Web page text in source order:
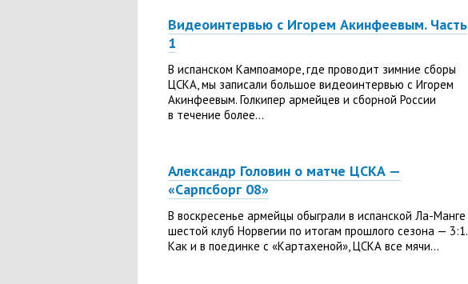
Видеоинтервью с Игорем Акинфеевым. Часть
1
В испанском Кампоаморе, где проводит зимние сборы
ЦСКА, мы записали большое видеоинтервью с Игорем
Акинфеевым. Голкипер армейцев и сборной России
в течение более...
Александр Головин о матче ЦСКА —
«Сарпсборг 08»
В воскресенье армейцы обыграли в испанской Ла-Манге
шестой клуб Норвегии по итогам прошлого сезона — 3:1.
Как и в поединке с «Картахеной», ЦСКА все мячи...